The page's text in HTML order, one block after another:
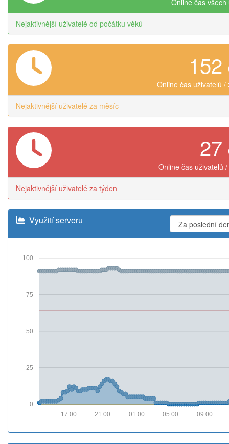
Nejaktivnější uživatelé od počátku věků
152
Online čas uživatelů /
Nejaktivnější uživatelé za měsíc
27
Online čas uživatelů
Nejaktivnější uživatelé za týden
Využití serveru
0
25
50
75
100
09:00
05:00
01:00
21:00
17:00